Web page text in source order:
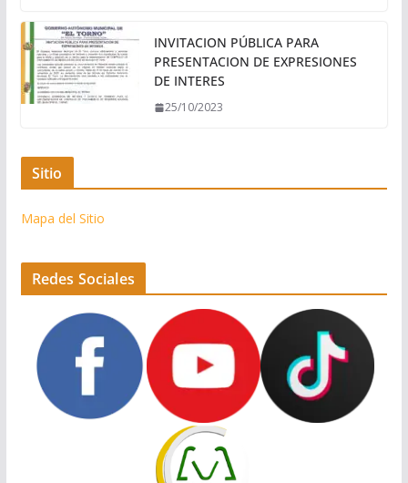
INVITACION PÚBLICA PARA
PRESENTACION DE EXPRESIONES
DE INTERES
25/10/2023
Sitio
Mapa del Sitio
Redes Sociales